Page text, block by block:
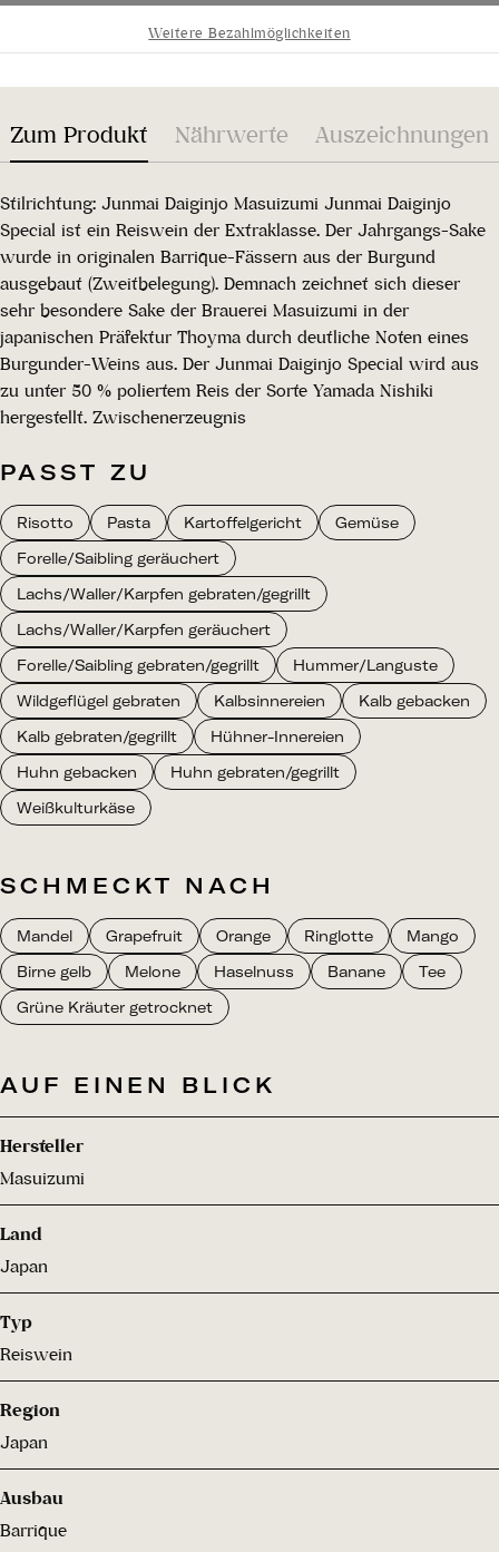
Weitere Bezahlmöglichkeiten
Zum Produkt Nährwerte Auszeichnungen
Stilrichtung: Junmai Daiginjo Masuizumi Junmai Daiginjo
Special ist ein Reiswein der Extraklasse. Der Jahrgangs-Sake
wurde in originalen Barrique-Fässern aus der Burgund
ausgebaut (Zweitbelegung). Demnach zeichnet sich dieser
sehr besondere Sake der Brauerei Masuizumi in der
japanischen Präfektur Thoyma durch deutliche Noten eines
Burgunder-Weins aus. Der Junmai Daiginjo Special wird aus
zu unter 50 % poliertem Reis der Sorte Yamada Nishiki
hergestellt. Zwischenerzeugnis
PASST ZU
Risotto Pasta Kartoffelgericht
Gemüse
Forelle/Saibling geräuchert
Lachs/Waller/Karpfen gebraten/gegrillt
Lachs/Waller/Karpfen geräuchert
Forelle/Saibling gebraten/gegrillt
Hummer/Languste
Wildgeflügel gebraten
Kalbsinnereien
Kalb gebacken
Kalb gebraten/gegrillt
Hühner-Innereien
Huhn gebacken
Huhn gebraten/gegrillt
Weißkulturkäse
SCHMECKT NACH
Mandel Grapefruit Orange Ringlotte
Mango
Birne gelb
Melone Haselnuss Banane
Tee
Grüne Kräuter getrocknet
AUF EINEN BLICK
Hersteller
Masuizumi
Land
Japan
Typ
Reiswein
Region
Japan
Ausbau
Barrique